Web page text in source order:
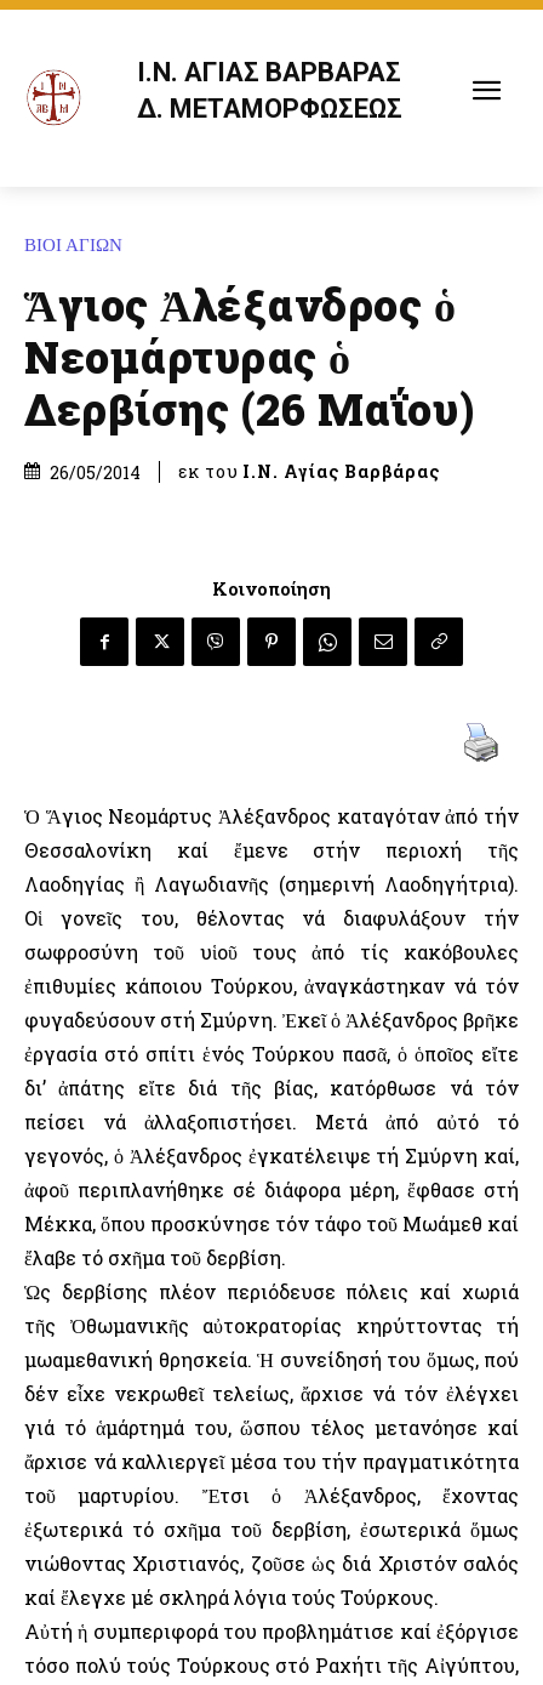
Ι.Ν. ΑΓΙΑΣ ΒΑΡΒΑΡΑΣ
Δ. ΜΕΤΑΜΟΡΦΩΣΕΩΣ
ΒΙΟΙ ΑΓΙΩΝ
Ἅγιος Ἀλέξανδρος ὁ
Νεομάρτυρας ὁ
Δερβίσης (26 Μαΐου)
26/05/2014 εκ του Ι.Ν. Αγίας Βαρβάρας
Κοινοποίηση
Ὁ Ἅγιος Νεομάρτυς Ἀλέξανδρος καταγόταν ἀπό τήν
Θεσσαλονίκη καί ἔμενε στήν περιοχή τῆς
Λαοδηγίας ἢ Λαγωδιανῆς (σημερινή Λαοδηγήτρια).
Οἱ γονεῖς του, θέλοντας νά διαφυλάξουν τήν
σωφροσύνη τοῦ υἱοῦ τους ἀπό τίς κακόβουλες
ἐπιθυμίες κάποιου Τούρκου, ἀναγκάστηκαν νά τόν
φυγαδεύσουν στή Σμύρνη. Ἐκεῖ ὁ Ἀλέξανδρος βρῆκε
ἐργασία στό σπίτι ἑνός Τούρκου πασᾶ, ὁ ὁποῖος εἴτε
δι’ ἀπάτης εἴτε διά τῆς βίας, κατόρθωσε νά τόν
πείσει νά ἀλλαξοπιστήσει. Μετά ἀπό αὐτό τό
γεγονός, ὁ Ἀλέξανδρος ἐγκατέλειψε τή Σμύρνη καί,
ἀφοῦ περιπλανήθηκε σέ διάφορα μέρη, ἔφθασε στή
Μέκκα, ὅπου προσκύνησε τόν τάφο τοῦ Μωάμεθ καί
ἔλαβε τό σχῆμα τοῦ δερβίση.
Ὡς δερβίσης πλέον περιόδευσε πόλεις καί χωριά
τῆς Ὀθωμανικῆς αὐτοκρατορίας κηρύττοντας τή
μωαμεθανική θρησκεία. Ἡ συνείδησή του ὅμως, πού
δέν εἶχε νεκρωθεῖ τελείως, ἄρχισε νά τόν ἐλέγχει
γιά τό ἁμάρτημά του, ὥσπου τέλος μετανόησε καί
ἄρχισε νά καλλιεργεῖ μέσα του τήν πραγματικότητα
τοῦ μαρτυρίου. Ἔτσι ὁ Ἀλέξανδρος, ἔχοντας
ἐξωτερικά τό σχῆμα τοῦ δερβίση, ἐσωτερικά ὅμως
νιώθοντας Χριστιανός, ζοῦσε ὡς διά Χριστόν σαλός
καί ἔλεγχε μέ σκληρά λόγια τούς Τούρκους.
Αὐτή ἡ συμπεριφορά του προβλημάτισε καί ἐξόργισε
τόσο πολύ τούς Τούρκους στό Ραχήτι τῆς Αἰγύπτου,